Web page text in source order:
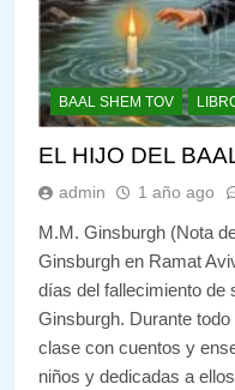
BAAL SHEM TOV
EL HIJO DEL
admin 1 año ago
M.M. Ginsburgh (Nota
Ginsburgh en Ramat
días del fallecimiento de
Ginsburgh. Durante
clase con cuentos y
niños y dedicadas a